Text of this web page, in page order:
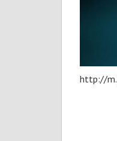
http://